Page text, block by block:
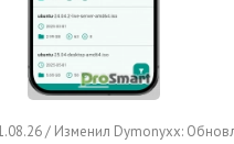
/ Изменил Dymonyxx: